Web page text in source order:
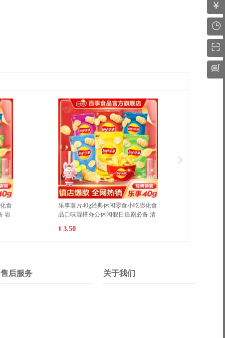
魔法士干脆面袋装20g/袋休闲膨化零
食品干吃充饥即食方便面 巴西烤肉10
售后服务 关于我们